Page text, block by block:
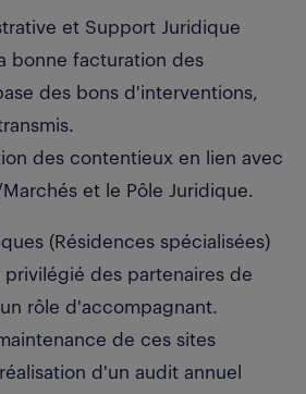
et Support Juridique
bonne facturation des
des bons d'interventions,
des contentieux en lien avec
et le Pôle Juridique.
(Résidences spécialisées)
des partenaires de
rôle d'accompagnant.
de ces sites
d'un audit annuel